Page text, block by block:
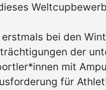
bei den
der
mit
für